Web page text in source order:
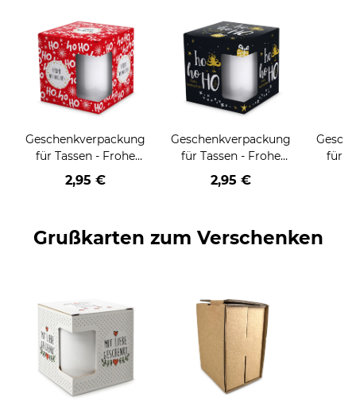
Geschenkverpackung
für Tassen - Frohe
Weihnachten - HO
HO HO - rot
2,95 €
Geschenkverpackung
für Tassen - Frohe
Weihnachten - HO
HO HO - schwarz
2,95 €
für
Grußkarten zum Verschenken